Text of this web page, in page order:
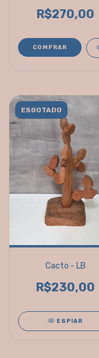
R$270,00
COMPRAR
ESGOTADO
Cacto - LB
R$230,00
ESPIAR